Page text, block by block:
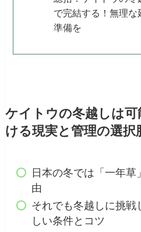
で完結する！無理
準備を
ケイトウの冬越しは
ける現実と管理の選択
日本の冬では「一年
由
それでも冬越しに挑戦
しい条件とコツ